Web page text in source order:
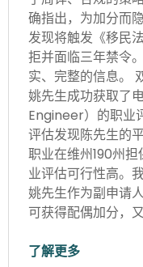
确指出，为加分而
发现将触发《移民
拒并面临三年禁令
实、完整的信息。
姚先生成功获取了
Engineer）的职业
评估发现陈先生的
职业在维州190州
业评估可行性高。
姚先生作为副申请
可获得配偶加分，
了解更多